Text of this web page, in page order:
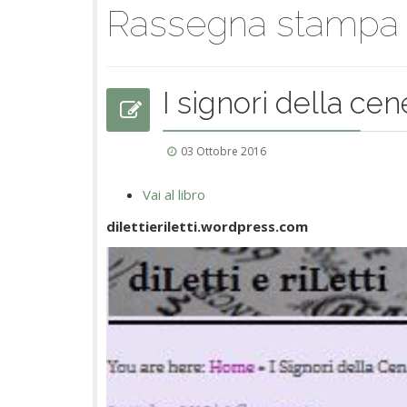
Rassegna stampa
I signori della
03 Ottobre 2016
Vai al libro
dilettieriletti.wordpress.com